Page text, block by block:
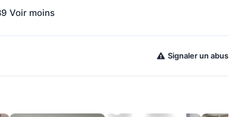
📞 Contact & réservation : +216 26 699 489 Voir moins
Signaler un abus